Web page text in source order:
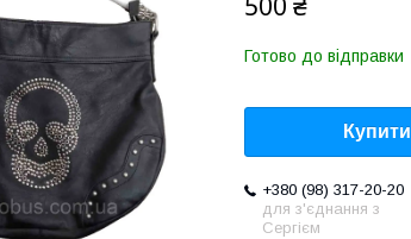
Готово до відправки
Купити
+380 (98) 317-20-20
для з'єднання з
Сергієм